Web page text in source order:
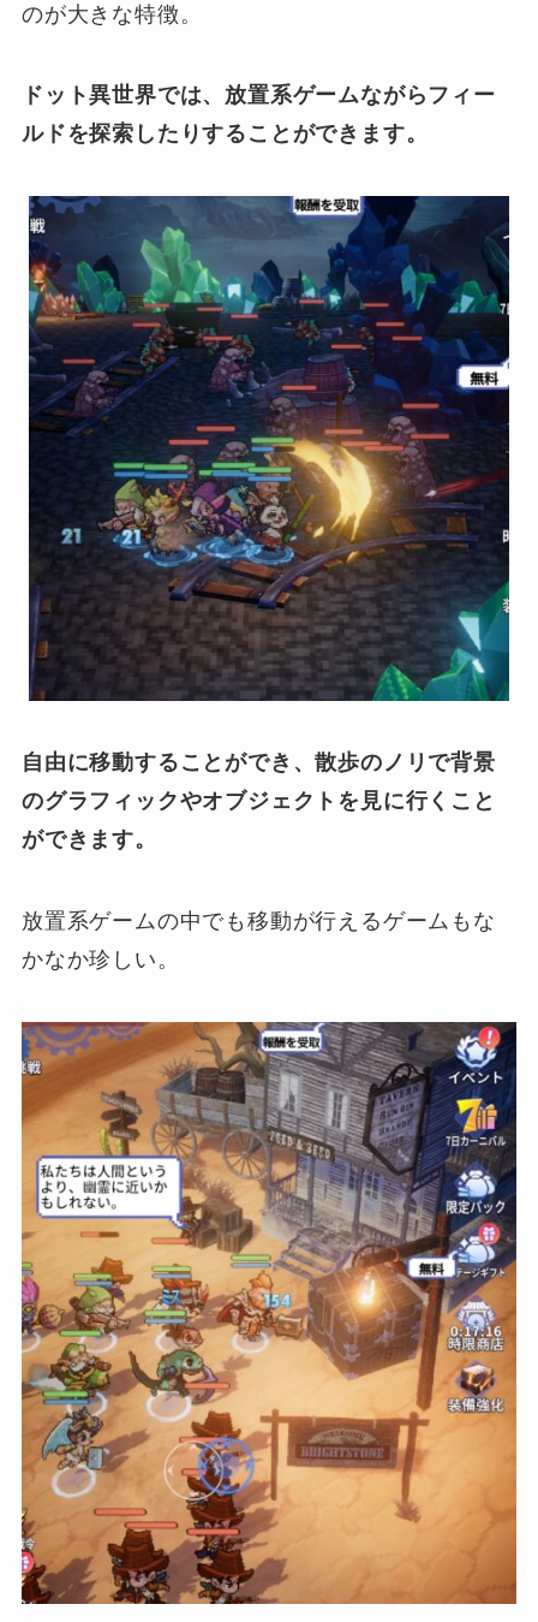
のが大きな特徴。
ドット異世界では、放置系ゲームながらフィー
ルドを探索したりすることができます。
自由に移動することができ、散歩のノリで背景
のグラフィックやオブジェクトを見に行くこと
ができます。
放置系ゲームの中でも移動が行えるゲームもな
かなか珍しい。